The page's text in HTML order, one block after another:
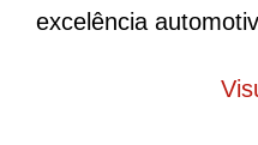
excelência